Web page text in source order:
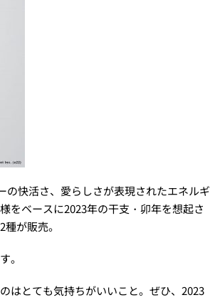
の快活さ、愛らしさが表現されたエネルギ
をベースに2023年の干支・卯年を想起さ
が販売。
。
はとても気持ちがいいこと。ぜひ、2023